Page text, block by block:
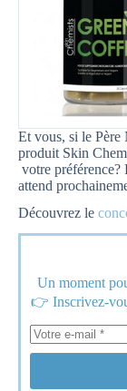
Et vous, si le Père
produit Skin
votre
attend
Découvrez le
Un moment
👉 Inscrivez-